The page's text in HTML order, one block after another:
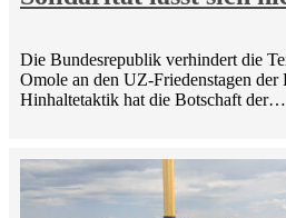
Die Bundesrepublik verhindert die
Omole an den UZ-Friedenstagen
Hinhaltetaktik hat die Botschaft der…